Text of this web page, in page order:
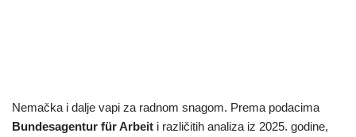
Nemačka i dalje vapi za radnom snagom. Prema podacima
Bundesagentur für Arbeit i različitih analiza iz 2025. godine,